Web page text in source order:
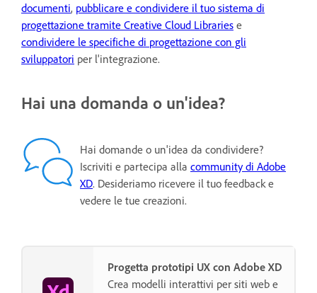
documenti, pubblicare e condividere il tuo sistema di
progettazione tramite Creative Cloud Libraries e
condividere le specifiche di progettazione con gli
sviluppatori per l'integrazione.
Hai una domanda o un'idea?
Hai domande o un'idea da condividere?
Iscriviti e partecipa alla community di Adobe
XD. Desideriamo ricevere il tuo feedback e
vedere le tue creazioni.
Progetta prototipi UX con Adobe XD
Crea modelli interattivi per siti web e